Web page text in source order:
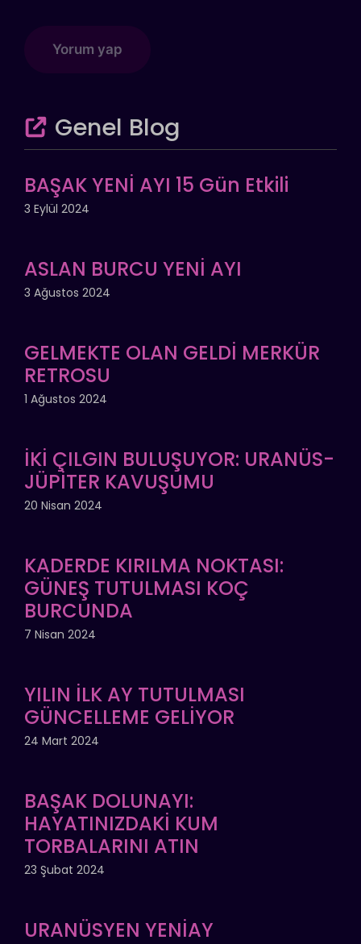
Genel Blog
BAŞAK YENİ AYI 15 Gün Etkili
3 Eylül 2024
ASLAN BURCU YENİ AYI
3 Ağustos 2024
GELMEKTE OLAN GELDİ MERKÜR
RETROSU
1 Ağustos 2024
İKİ ÇILGIN BULUŞUYOR: URANÜS-
JÜPİTER KAVUŞUMU
20 Nisan 2024
KADERDE KIRILMA NOKTASI:
GÜNEŞ TUTULMASI KOÇ
BURCUNDA
7 Nisan 2024
YILIN İLK AY TUTULMASI
GÜNCELLEME GELİYOR
24 Mart 2024
BAŞAK DOLUNAYI:
HAYATINIZDAKİ KUM
TORBALARINI ATIN
23 Şubat 2024
URANÜSYEN YENİAY